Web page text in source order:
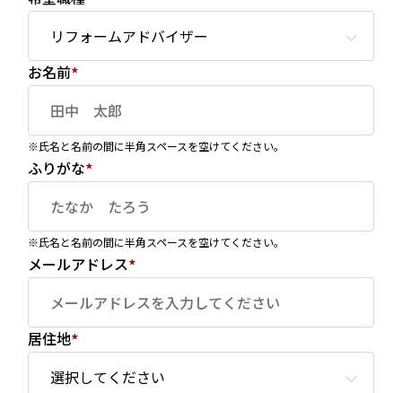
お名前*
※氏名と名前の間に半角スペースを空けてください。
ふりがな*
※氏名と名前の間に半角スペースを空けてください。
メールアドレス*
居住地*